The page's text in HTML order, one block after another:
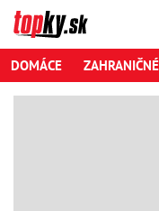
DOMÁCE ZAHRANIČNÉ